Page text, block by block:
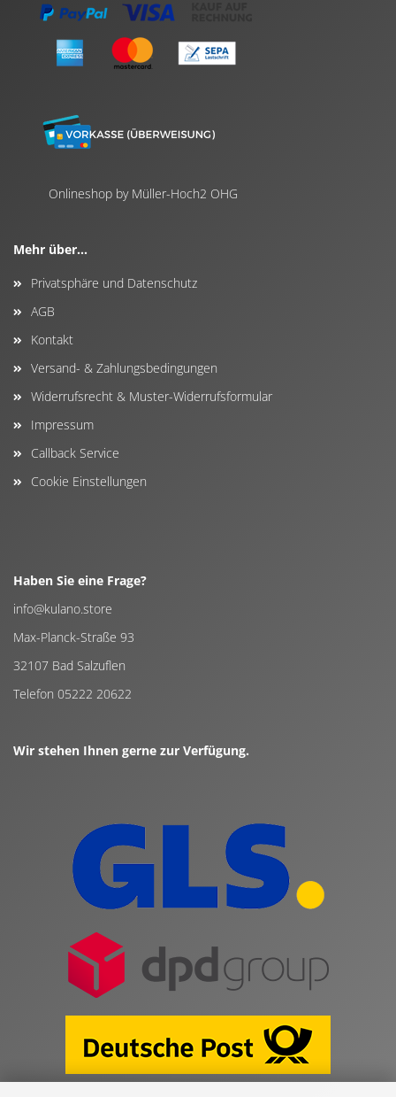
Onlineshop by Müller-Hoch2 OHG
Mehr über...
Privatsphäre und Datenschutz
AGB
Kontakt
Versand- & Zahlungsbedingungen
Widerrufsrecht & Muster-Widerrufsformular
Impressum
Callback Service
Cookie Einstellungen
Haben Sie eine Frage?
info@kulano.store
Max-Planck-Straße 93
32107 Bad Salzuflen
Telefon 05222 20622
Wir stehen Ihnen gerne zur Verfügung.